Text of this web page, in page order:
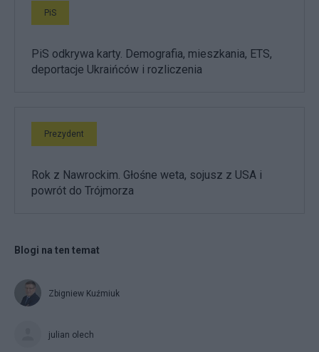
PiS
PiS odkrywa karty. Demografia, mieszkania, ETS,
deportacje Ukraińców i rozliczenia
Prezydent
Rok z Nawrockim. Głośne weta, sojusz z USA i
powrót do Trójmorza
Blogi na ten temat
Zbigniew Kuźmiuk
julian olech